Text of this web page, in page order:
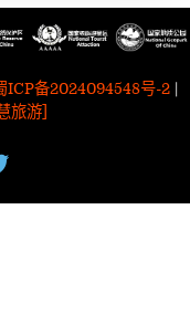
ICP备2024094548号-2 |
旅游]